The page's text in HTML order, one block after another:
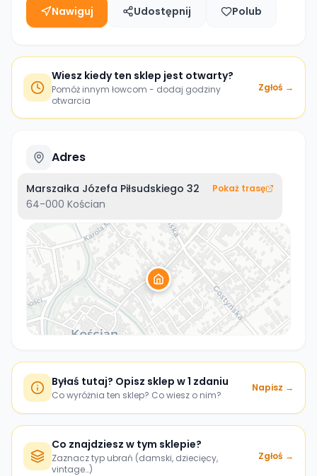
Nawiguj Udostępnij Polub
Wiesz kiedy ten sklep jest otwarty?
Pomóż innym łowcom - dodaj godziny
otwarcia
Zgłoś →
Adres
Marszałka Józefa Piłsudskiego 32
64-000 Kościan
Pokaż trasę
Byłaś tutaj? Opisz sklep w 1 zdaniu
Co wyróżnia ten sklep? Co wiesz o nim?
Napisz →
Co znajdziesz w tym sklepie?
Zaznacz typ ubrań (damski, dziecięcy,
vintage…)
Zgłoś →